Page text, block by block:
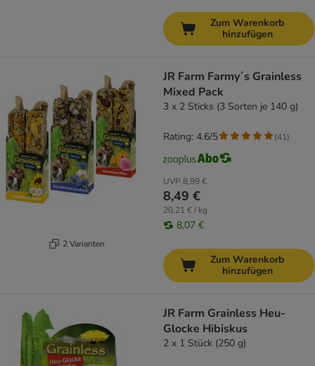
Zum Warenkorb
hinzufügen
2 Varianten
JR Farm Farmy´s Grainless
Mixed Pack
3 x 2 Sticks (3 Sorten je 140 g)
UVP 8,99 €
8,49 €
20,21 € / kg
8,07 €
Rating: 4.6/5 (41)
Zum Warenkorb
hinzufügen
JR Farm Grainless Heu-
Glocke Hibiskus
2 x 1 Stück (250 g)